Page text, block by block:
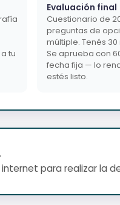
tu
Evaluación final
Cuestionario de
preguntas de
múltiple. Tenés 30
Se aprueba con
fecha fija — lo
estés listo.
internet para realizar la